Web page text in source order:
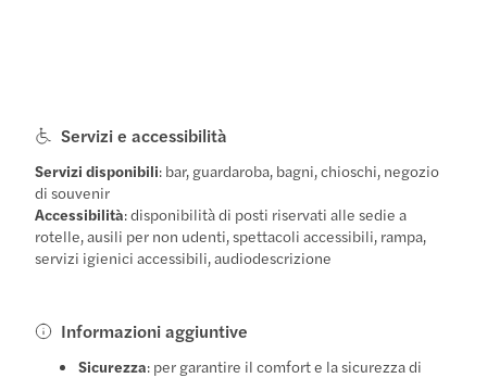
Servizi e accessibilità
Servizi disponibili: bar, guardaroba, bagni, chioschi, negozio
di souvenir
Accessibilità: disponibilità di posti riservati alle sedie a
rotelle, ausili per non udenti, spettacoli accessibili, rampa,
servizi igienici accessibili, audiodescrizione
Informazioni aggiuntive
Sicurezza: per garantire il comfort e la sicurezza di